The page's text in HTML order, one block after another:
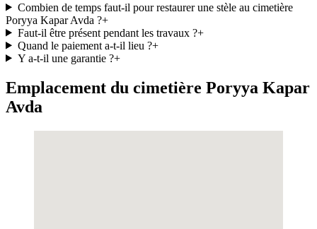
Combien de temps faut-il pour restaurer une stèle au cimetière
Poryya Kapar Avda ?+
Faut-il être présent pendant les travaux ?+
Quand le paiement a-t-il lieu ?+
Y a-t-il une garantie ?+
Emplacement du cimetière Poryya Kapar
Avda